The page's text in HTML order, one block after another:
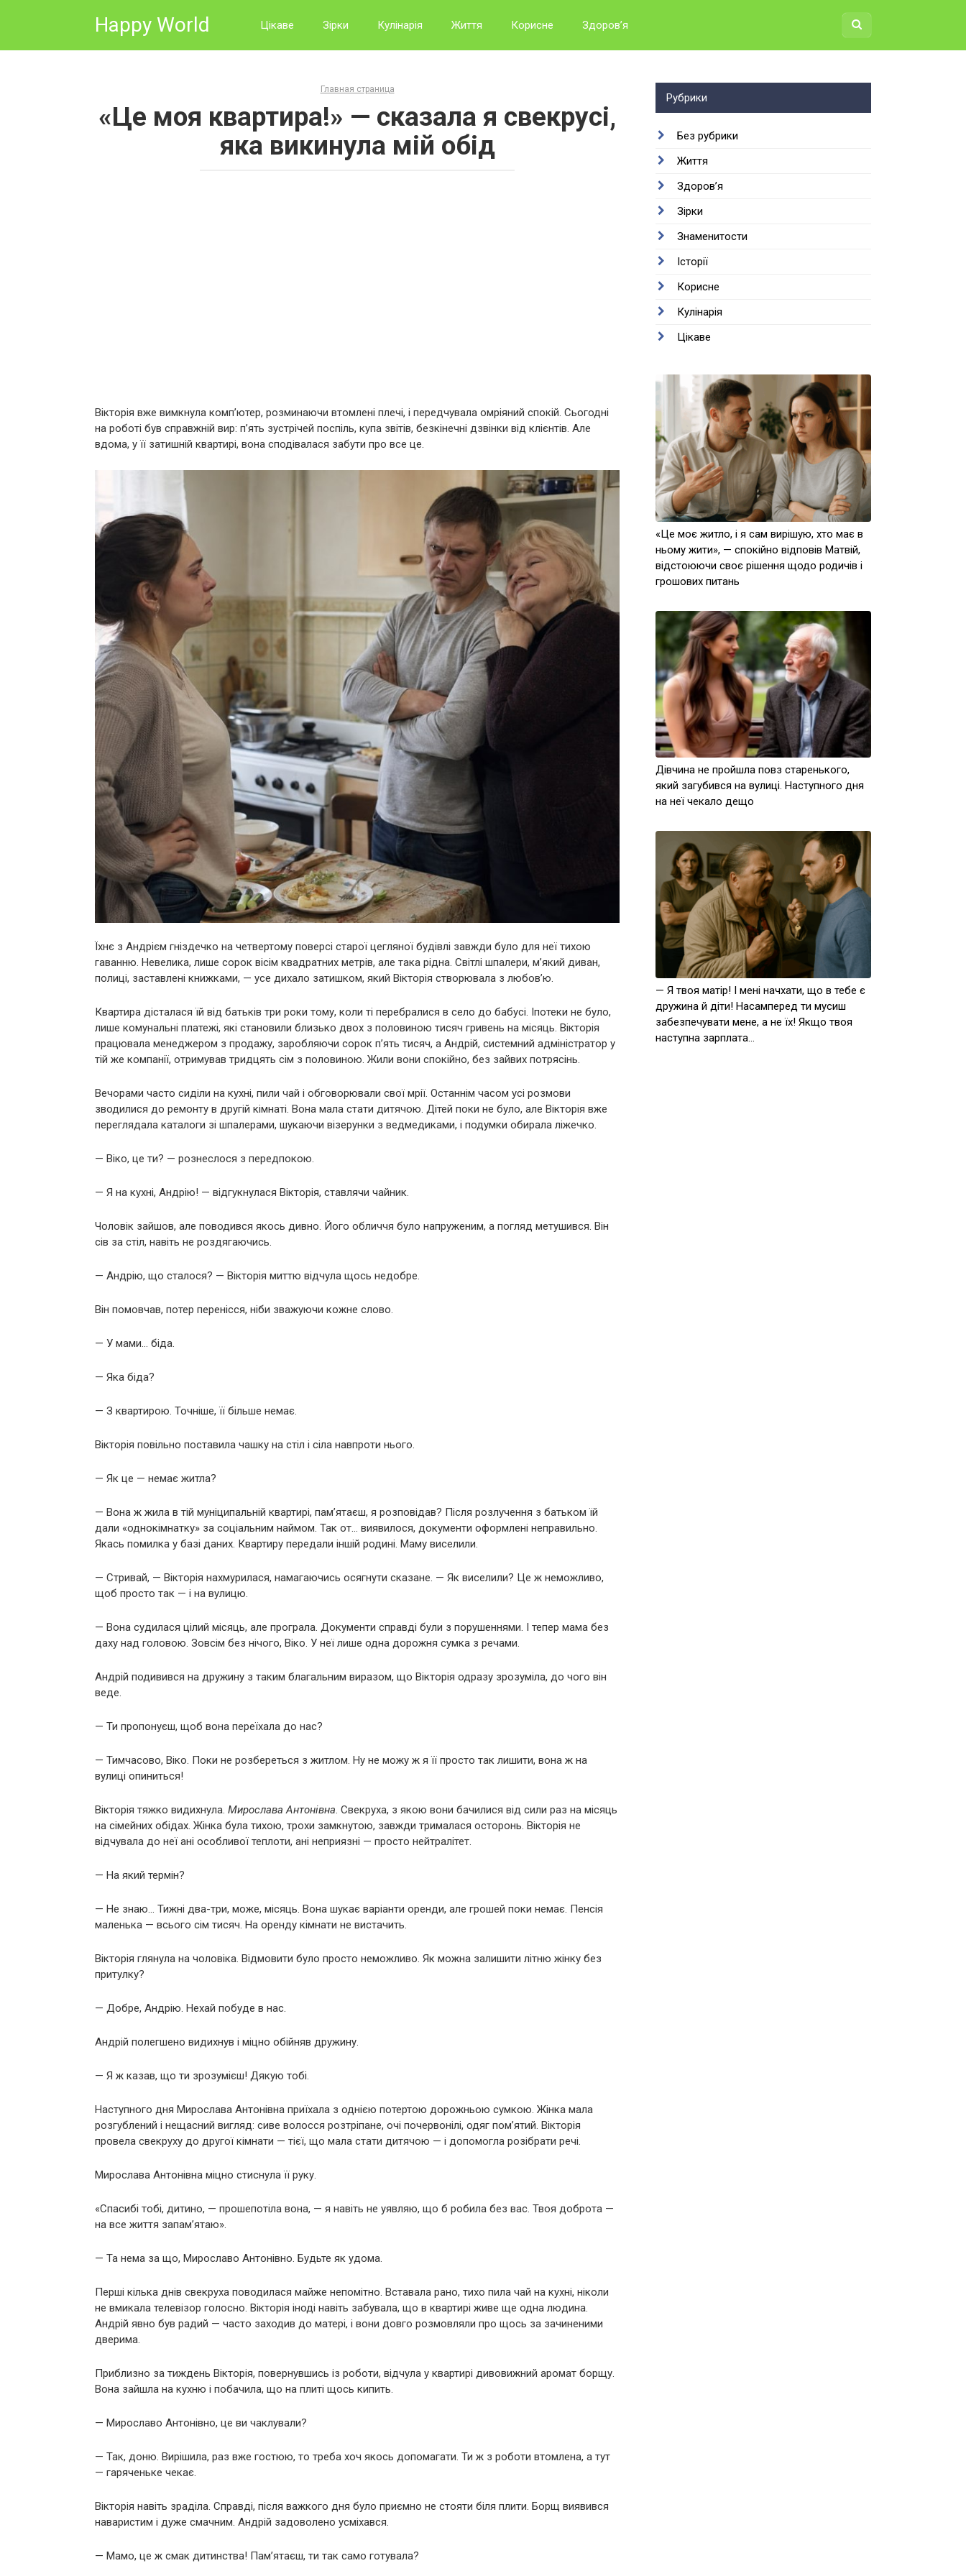
Happy World Цікаве Зірки Кулінарія Життя Корисне Здоров’я
Главная страница
«Це моя квартира!» — сказала я свекрусі,
яка викинула мій обід
Вікторія вже вимкнула комп’ютер, розминаючи втомлені плечі, і передчувала омріяний спокій. Сьогодні
на роботі був справжній вир: п’ять зустрічей поспіль, купа звітів, безкінечні дзвінки від клієнтів. Але
вдома, у її затишній квартирі, вона сподівалася забути про все це.
Їхнє з Андрієм гніздечко на четвертому поверсі старої цегляної будівлі завжди було для неї тихою
гаванню. Невелика, лише сорок вісім квадратних метрів, але така рідна. Світлі шпалери, м’який диван,
полиці, заставлені книжками, — усе дихало затишком, який Вікторія створювала з любов’ю.
Квартира дісталася їй від батьків три роки тому, коли ті перебралися в село до бабусі. Іпотеки не було,
лише комунальні платежі, які становили близько двох з половиною тисяч гривень на місяць. Вікторія
працювала менеджером з продажу, заробляючи сорок п’ять тисяч, а Андрій, системний адміністратор у
тій же компанії, отримував тридцять сім з половиною. Жили вони спокійно, без зайвих потрясінь.
Вечорами часто сиділи на кухні, пили чай і обговорювали свої мрії. Останнім часом усі розмови
зводилися до ремонту в другій кімнаті. Вона мала стати дитячою. Дітей поки не було, але Вікторія вже
переглядала каталоги зі шпалерами, шукаючи візерунки з ведмедиками, і подумки обирала ліжечко.
— Віко, це ти? — рознеслося з передпокою.
— Я на кухні, Андрію! — відгукнулася Вікторія, ставлячи чайник.
Чоловік зайшов, але поводився якось дивно. Його обличчя було напруженим, а погляд метушився. Він
сів за стіл, навіть не роздягаючись.
— Андрію, що сталося? — Вікторія миттю відчула щось недобре.
Він помовчав, потер перенісся, ніби зважуючи кожне слово.
— У мами… біда.
— Яка біда?
— З квартирою. Точніше, її більше немає.
Вікторія повільно поставила чашку на стіл і сіла навпроти нього.
— Як це — немає житла?
— Вона ж жила в тій муніципальній квартирі, пам’ятаєш, я розповідав? Після розлучення з батьком їй
дали «однокімнатку» за соціальним наймом. Так от… виявилося, документи оформлені неправильно.
Якась помилка у базі даних. Квартиру передали іншій родині. Маму виселили.
— Стривай, — Вікторія нахмурилася, намагаючись осягнути сказане. — Як виселили? Це ж неможливо,
щоб просто так — і на вулицю.
— Вона судилася цілий місяць, але програла. Документи справді були з порушеннями. І тепер мама без
даху над головою. Зовсім без нічого, Віко. У неї лише одна дорожня сумка з речами.
Андрій подивився на дружину з таким благальним виразом, що Вікторія одразу зрозуміла, до чого він
веде.
— Ти пропонуєш, щоб вона переїхала до нас?
— Тимчасово, Віко. Поки не розбереться з житлом. Ну не можу ж я її просто так лишити, вона ж на
вулиці опиниться!
Вікторія тяжко видихнула. Мирослава Антонівна. Свекруха, з якою вони бачилися від сили раз на місяць
на сімейних обідах. Жінка була тихою, трохи замкнутою, завжди трималася осторонь. Вікторія не
відчувала до неї ані особливої теплоти, ані неприязні — просто нейтралітет.
— На який термін?
— Не знаю… Тижні два-три, може, місяць. Вона шукає варіанти оренди, але грошей поки немає. Пенсія
маленька — всього сім тисяч. На оренду кімнати не вистачить.
Вікторія глянула на чоловіка. Відмовити було просто неможливо. Як можна залишити літню жінку без
притулку?
— Добре, Андрію. Нехай побуде в нас.
Андрій полегшено видихнув і міцно обійняв дружину.
— Я ж казав, що ти зрозумієш! Дякую тобі.
Наступного дня Мирослава Антонівна приїхала з однією потертою дорожньою сумкою. Жінка мала
розгублений і нещасний вигляд: сиве волосся розтріпане, очі почервонілі, одяг пом’ятий. Вікторія
провела свекруху до другої кімнати — тієї, що мала стати дитячою — і допомогла розібрати речі.
Мирослава Антонівна міцно стиснула її руку.
«Спасибі тобі, дитино, — прошепотіла вона, — я навіть не уявляю, що б робила без вас. Твоя доброта —
на все життя запам’ятаю».
— Та нема за що, Мирославо Антонівно. Будьте як удома.
Перші кілька днів свекруха поводилася майже непомітно. Вставала рано, тихо пила чай на кухні, ніколи
не вмикала телевізор голосно. Вікторія іноді навіть забувала, що в квартирі живе ще одна людина.
Андрій явно був радий — часто заходив до матері, і вони довго розмовляли про щось за зачиненими
дверима.
Приблизно за тиждень Вікторія, повернувшись із роботи, відчула у квартирі дивовижний аромат борщу.
Вона зайшла на кухню і побачила, що на плиті щось кипить.
— Мирославо Антонівно, це ви чаклували?
— Так, доню. Вирішила, раз вже гостюю, то треба хоч якось допомагати. Ти ж з роботи втомлена, а тут
— гаряченьке чекає.
Вікторія навіть зраділа. Справді, після важкого дня було приємно не стояти біля плити. Борщ виявився
наваристим і дуже смачним. Андрій задоволено усміхався.
— Мамо, це ж смак дитинства! Пам’ятаєш, ти так само готувала?
Рубрики
Без рубрики
Життя
Здоров’я
Зірки
Знаменитости
Історії
Корисне
Кулінарія
Цікаве
«Це моє житло, і я сам вирішую, хто має в
ньому жити», — спокійно відповів Матвій,
відстоюючи своє рішення щодо родичів і
грошових питань
Дівчина не пройшла повз старенького,
який загубився на вулиці. Наступного дня
на неї чекало дещо
— Я твоя матір! І мені начхати, що в тебе є
дружина й діти! Насамперед ти мусиш
забезпечувати мене, а не їх! Якщо твоя
наступна зарплата…